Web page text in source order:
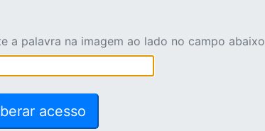
a palavra na imagem ao lado no campo abaixo